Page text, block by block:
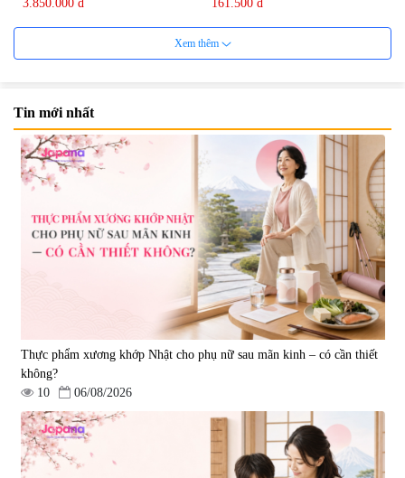
3.850.000 đ 161.500 đ
Viên uống bổ não Ribeto Shoji
| 57.920
1.450.000 đ
Viên nang uống cải thiện thị lực,
trí nhớ DHA + EPA + Flaxseed
Oil 30 viên/gói - Date 02/2027
|52.346
225.000 đ
Tẩy tế bào chết Nichiei Bussan
Nano NMN+ Peeling Gel
Luxury 200g
Viên uống hỗ trợ bền thành
mạch, ngừa tai biến Elastin Plus
& Nattokinase Hokoen 80 viên
|0
Xem thêm
Tin mới nhất
Thực phẩm xương khớp Nhật cho phụ nữ sau mãn kinh – có cần thiết
không?
10
06/08/2026